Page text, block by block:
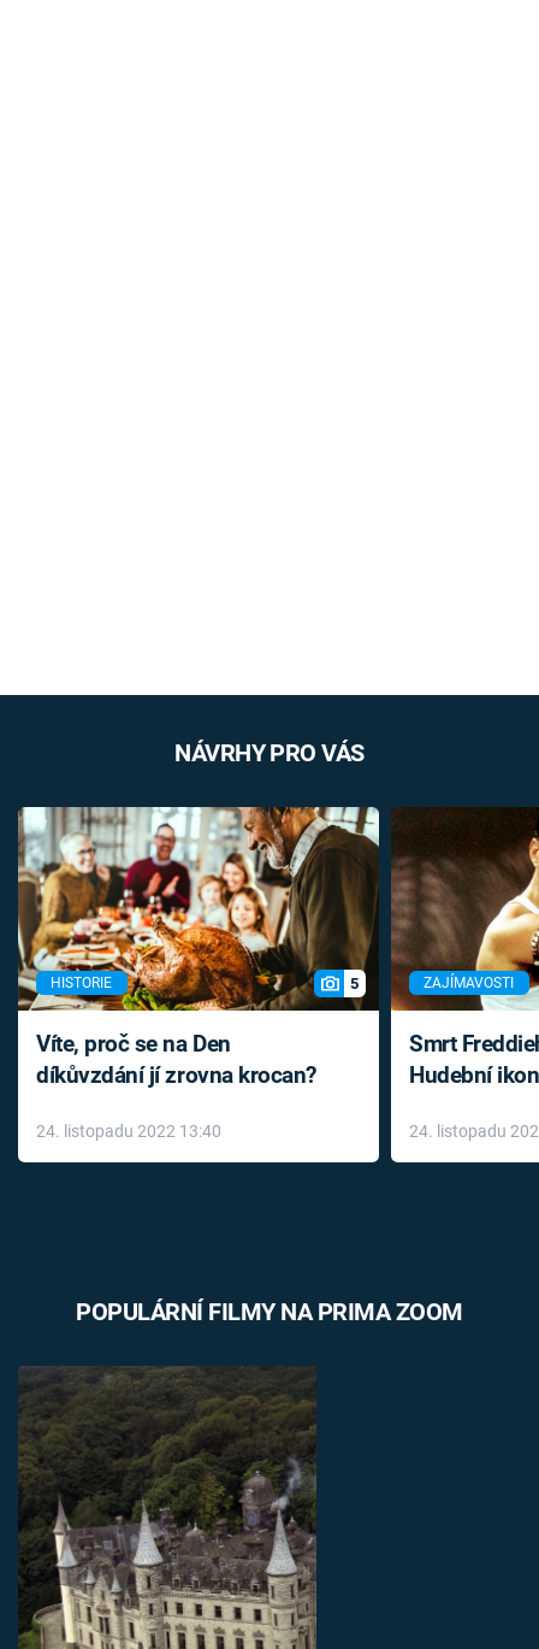
NÁVRHY PRO VÁS
HISTORIE 5
Víte, proč se na Den
díkůvzdání jí zrovna krocan?
24. listopadu 2022 13:40
ZAJÍMAVOSTI
Smrt
Hudební
léky
24. listopadu
POPULÁRNÍ FILMY NA PRIMA ZOOM